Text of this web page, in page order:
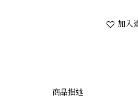
加入
商品描述